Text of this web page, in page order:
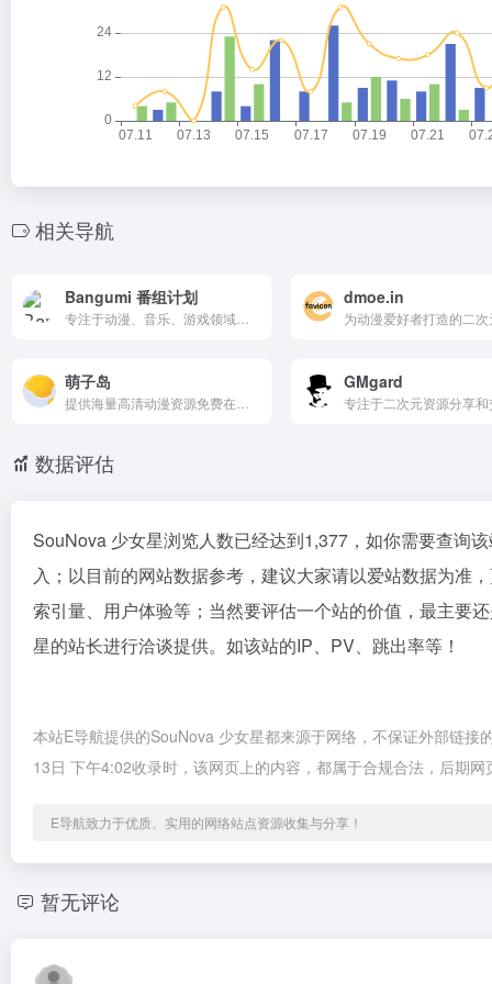
相关导航
Bangumi 番组计划 dmoe.in
萌子岛 GMgard
数据评估
SouNova 少女星浏览人数已经达到1,377，如你需要查询
入；以目前的网站数据参考，建议大家请以爱站数据为准
索引量、用户体验等；当然要评估一个站的价值，最主要
星的站长进行洽谈提供。如该站的IP、PV、跳出率等！
本站E导航提供的SouNova 少女星都来源于网络，不保证外部链
13日 下午4:02收录时，该网页上的内容，都属于合规合法，后期
E导航致力于优质、实用的网络站点资源收集与分享！
暂无评论